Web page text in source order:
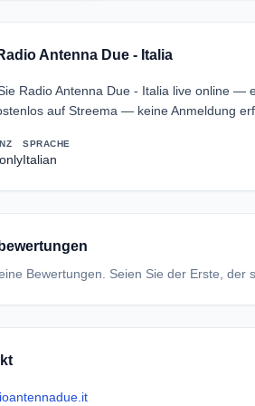
Antenna Due - Italia
Radio Antenna Due - Italia live online —
auf Streema — keine Anmeldung
SPRACHE
Italian
Bewertungen. Seien Sie der Erste, der